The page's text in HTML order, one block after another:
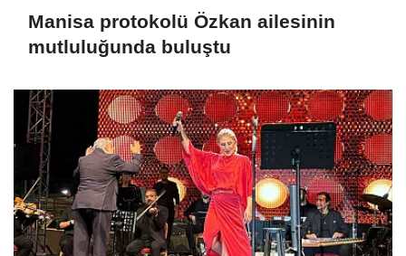
Manisa protokolü Özkan ailesinin
mutluluğunda buluştu